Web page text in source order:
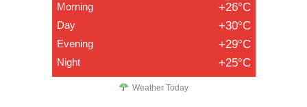
Morning +26°C
Day +30°C
Evening +29°C
Night +25°C
Weather Today